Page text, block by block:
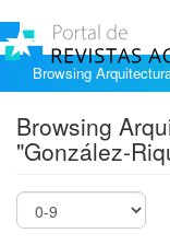
Browsing
Browsing
"González-